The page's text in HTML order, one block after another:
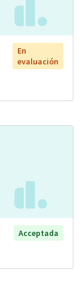
En
evaluación
Acceptada